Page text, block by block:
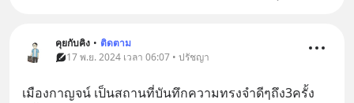
คุยกับคิง • ติดตาม
17 พ.ย. 2024 เวลา 06:07 • ปรัชญา
เมืองกาญจน์ เป็นสถานที่บันทึกความทรงจำดีๆถึง3ครั้ง